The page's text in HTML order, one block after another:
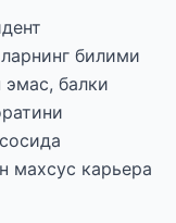
билими
эмас, балки
махсус карьера